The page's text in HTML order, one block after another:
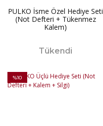
PULKO İsme Özel Hediye Seti
(Not Defteri + Tükenmez
Kalem)
Tükendi
%10